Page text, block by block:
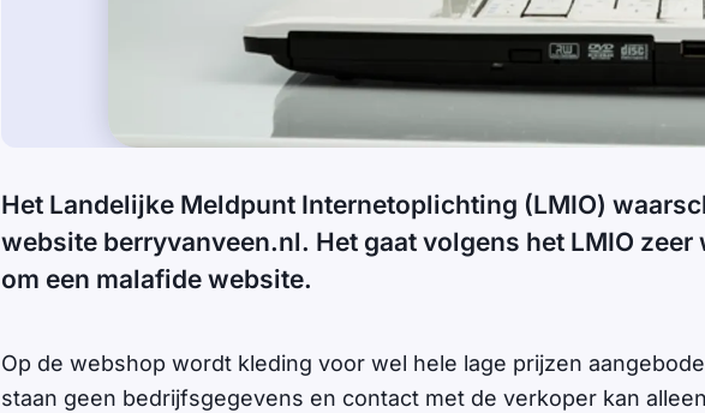
Het Landelijke Meldpunt Internetoplichting (LMIO)
website berryvanveen.nl. Het gaat volgens het LMIO
om een malafide website.
Op de webshop wordt kleding voor wel hele lage prijzen
staan geen bedrijfsgegevens en contact met de verkoper kan